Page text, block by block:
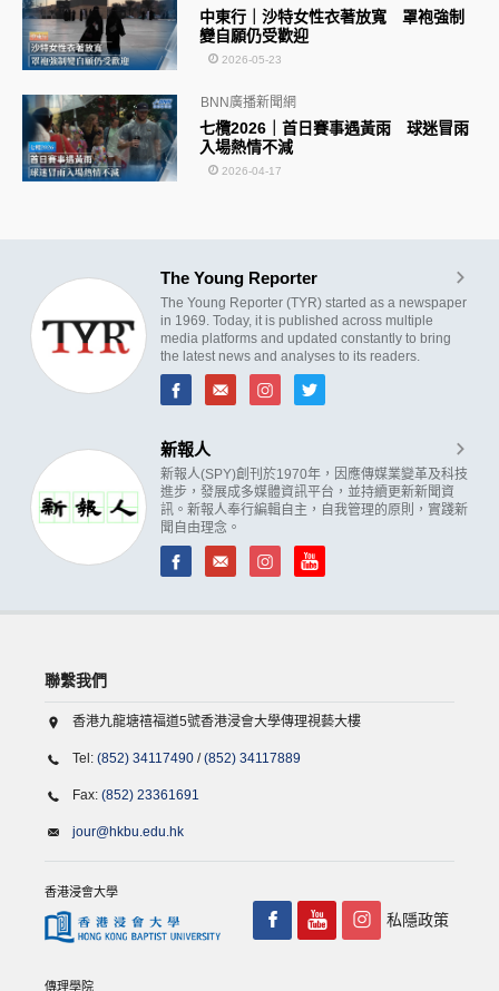
中東行｜沙特女性衣著放寬 罩袍強制
變自願仍受歡迎
2026-05-23
七欖2026｜首日賽事遇黃雨 球迷冒雨
入場熱情不減
BNN廣播新聞網
2026-04-17
The Young Reporter
The Young Reporter (TYR) started as a newspaper
in 1969. Today, it is published across multiple
media platforms and updated constantly to bring
the latest news and analyses to its readers.
新報人
新報人(SPY)創刊於1970年，因應傳媒業變革及科技
進步，發展成多媒體資訊平台，並持續更新新聞資
訊。新報人奉行編輯自主，自我管理的原則，實踐新
聞自由理念。
聯繫我們
香港九龍塘禧福道5號香港浸會大學傳理視藝大樓
Tel: (852) 34117490 /(852) 34117889
Fax: (852) 23361691
jour@hkbu.edu.hk
香港浸會大學
傳理學院
私隱政策